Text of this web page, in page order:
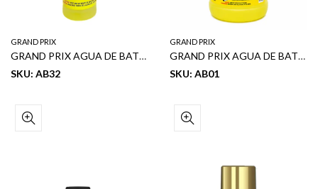
GRAND PRIX
GRAND PRIX AGUA DE BATERIA 32 OZ
SKU: AB32
GRAND PRIX
GRAND PRIX AGUA DE BATERIA 1GL
SKU: AB01